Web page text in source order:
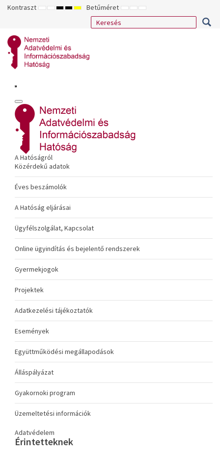
Kontraszt ALAPÉRTELMEZETT
ÉJSZAKAI
NAGY
KONTRASZTÚ
NAGY
KONTRASZTÚ
NAGY
KONTRASZTÚ
SÁRGA
FEKETE
Betűméret KISEBB
BETŰTÍPUS
ALAPÉRTELMEZETT
BETŰMÉRET
NAGYOBB
BETŰMÉRET
A Hatóságról
Közérdekű adatok
Éves beszámolók
A Hatóság eljárásai
Ügyfélszolgálat, Kapcsolat
Online ügyindítás és bejelentő rendszerek
Gyermekjogok
Projektek
Adatkezelési tájékoztatók
Események
Együttműködési megállapodások
Álláspályázat
Gyakornoki program
Üzemeltetési információk
Adatvédelem
Érintetteknek